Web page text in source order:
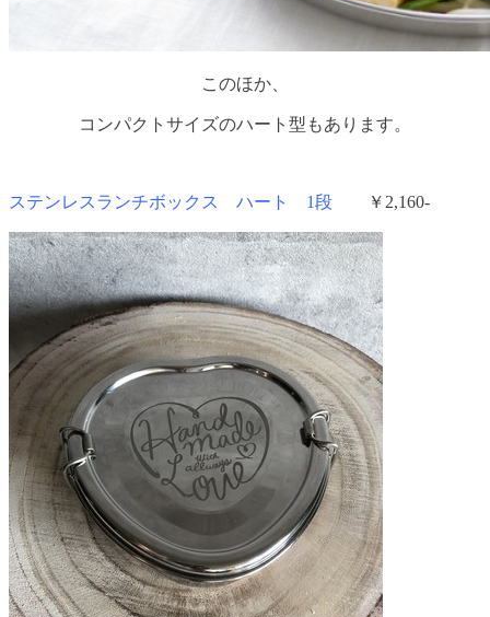
このほか、
コンパクトサイズのハート型もあります。
ステンレスランチボックス ハート 1段 ￥2,160-